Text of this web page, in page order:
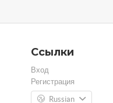
Ссылки
Вход
Регистрация
Russian